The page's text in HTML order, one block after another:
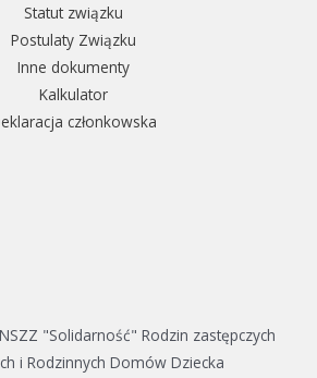
Statut związku
Postulaty Związku
Inne dokumenty
Kalkulator
członkowska
"Solidarność" Rodzin zastępczych
i Rodzinnych Domów Dziecka